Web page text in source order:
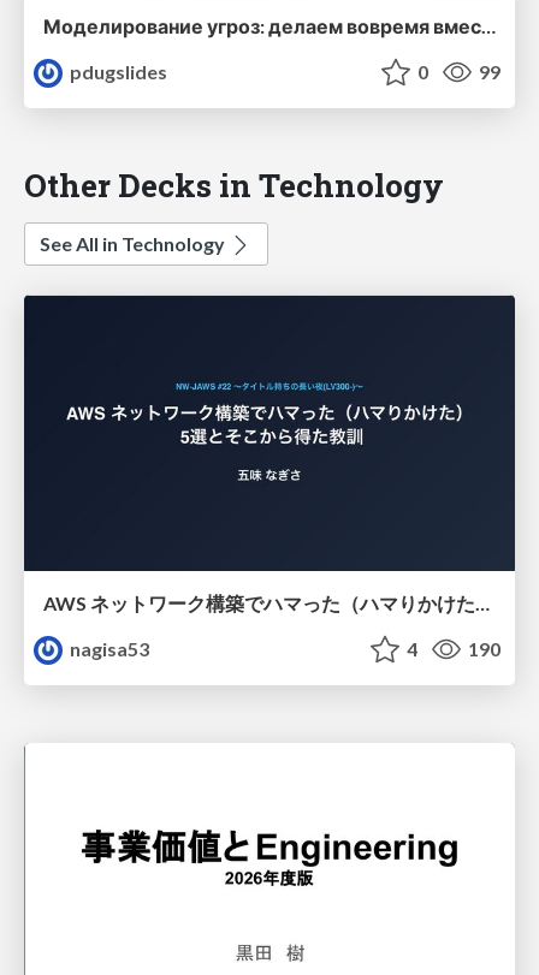
Моделирование угроз: делаем вовремя вместе с командой разработки
pdugslides
0 99
Other Decks in Technology
See All in Technology
nagisa53
4 190